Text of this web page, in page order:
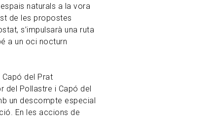
naturals a la vora
de les propostes
s’impulsarà una ruta
a un oci nocturn
Capó del Prat
del Pollastre i Capó del
un descompte especial
En les accions de